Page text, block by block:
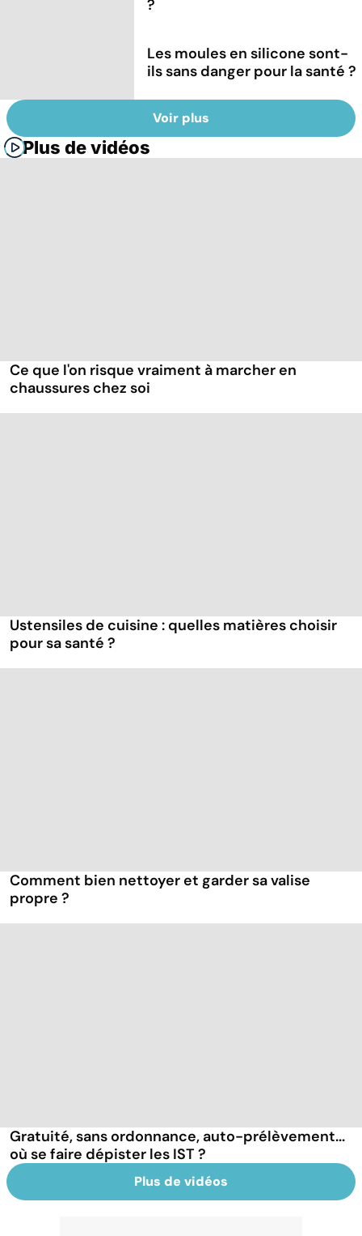
?
Les moules en silicone sont-
ils sans danger pour la santé ?
Voir plus
Plus de vidéos
Ce que l'on risque vraiment à marcher en
chaussures chez soi
Ustensiles de cuisine : quelles matières choisir
pour sa santé ?
Comment bien nettoyer et garder sa valise
propre ?
Gratuité, sans ordonnance, auto-prélèvement...
où se faire dépister les IST ?
Plus de vidéos